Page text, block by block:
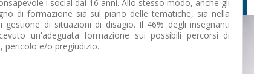
i social dai 16 anni. Allo stesso modo, anche gli
di formazione sia sul piano delle tematiche, sia nella
gestione di situazioni di disagio. Il 46% degli insegnanti
un'adeguata formazione sui possibili percorsi di
pericolo e/o pregiudizio.